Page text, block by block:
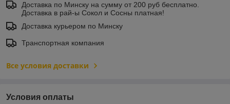
Доставка по Минску на сумму от 200 руб бесплатно.
Доставка в рай-ы Сокол и Сосны платная!
Доставка курьером по Минску
Транспортная компания
Все условия доставки
Условия оплаты